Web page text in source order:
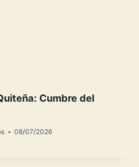
Cumbre del
08/07/2026